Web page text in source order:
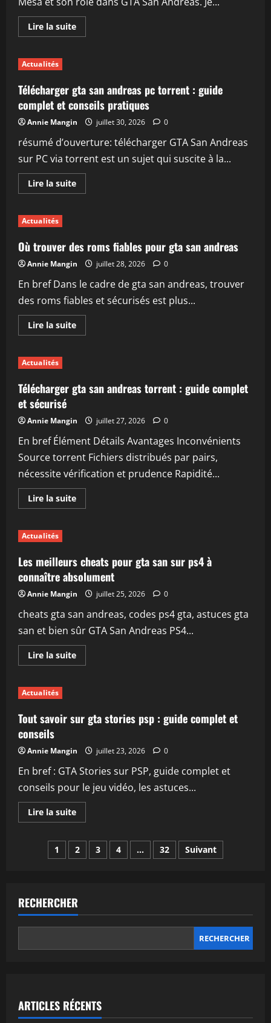
Lire la suiteEn
savoir
le
véhicule
Mesa
dans
GTA
San
Actualités
Télécharger gta san andreas pc torrent : guide
complet et conseils pratiques
Annie Mangin juillet 30, 2026 0
résumé d’ouverture: télécharger GTA San Andreas
sur PC via torrent est un sujet qui suscite à la...
Lire la suiteEn
savoir
pc
torrent
:
complet
conseils
Actualités
Où trouver des roms fiables pour gta san andreas
Annie Mangin juillet 28, 2026 0
En bref Dans le cadre de gta san andreas, trouver
des roms fiables et sécurisés est plus...
Lire la suiteEn
savoir
roms
fiables
san
andreas
Actualités
Télécharger gta san andreas torrent : guide complet
et sécurisé
Annie Mangin juillet 27, 2026 0
En bref Élément Détails Avantages Inconvénients
Source torrent Fichiers distribués par pairs,
nécessite vérification et prudence Rapidité...
Lire la suiteEn
savoir
andreas
torrent
:
guide
complet
et
sécurisé
Actualités
Les meilleurs cheats pour gta san sur ps4 à
connaître absolument
Annie Mangin juillet 25, 2026 0
cheats gta san andreas, codes ps4 gta, astuces gta
san et bien sûr GTA San Andreas PS4...
Lire la suiteEn
savoir
pour
gta
ps4
à
connaître
absolument
Actualités
Tout savoir sur gta stories psp : guide complet et
conseils
Annie Mangin juillet 23, 2026 0
En bref : GTA Stories sur PSP, guide complet et
conseils pour le jeu vidéo, les astuces...
Lire la suiteEn
savoir
Tout
savoir
sur
:
guide
complet
conseils
Pagination
publications
1 2 3 4 … 32 Suivant
RECHERCHER
RECHERCHER
ARTICLES RÉCENTS